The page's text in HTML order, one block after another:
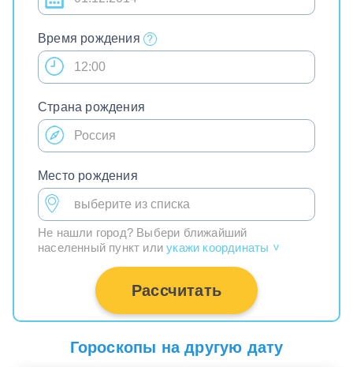
Время рождения
Страна рождения
Место рождения
Не нашли город? Выбери ближайший
населенный пункт илиукажи координаты >
Рассчитать
Гороскопы на другую дату